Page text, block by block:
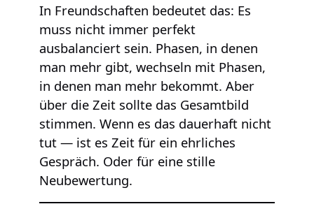
In Freundschaften bedeutet das: Es
muss nicht immer perfekt
ausbalanciert sein. Phasen, in denen
man mehr gibt, wechseln mit Phasen,
in denen man mehr bekommt. Aber
über die Zeit sollte das Gesamtbild
stimmen. Wenn es das dauerhaft nicht
tut — ist es Zeit für ein ehrliches
Gespräch. Oder für eine stille
Neubewertung.